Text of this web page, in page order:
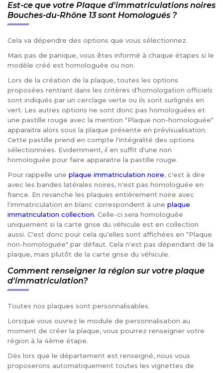
Est-ce que votre Plaque d'immatriculations noires
Bouches-du-Rhône 13 sont Homologués ?
Cela va dépendre des options que vous sélectionnez.
Mais pas de panique, vous êtes informé à chaque étapes si le
modèle créé est homologuée ou non.
Lors de la création de la plaque, toutes les options
proposées rentrant dans les critères d’homologation officiels
sont indiqués par un cerclage verte ou ils sont surlignés en
vert. Les autres options ne sont donc pas homologuées et
une pastille rouge avec la mention "Plaque non-homologuée"
apparaitra alors sous la plaque présente en prévisualisation.
Cette pastille prend en compte l'intégralité des options
sélectionnées. Evidemment, il en suffit d'une non
homologuée pour faire apparaitre la pastille rouge.
Pour rappelle une plaque immatriculation noire, c'est à dire
avec les bandes latérales noires, n'est pas homologuée en
france. En revanche les plaques entièrement noire avec
l'immatriculation en blanc correspondent à une plaque
immatriculation collection. Celle-ci sera homologuée
uniquement si la carte grise du véhicule est en collection
aussi. C'est donc pour cela qu'elles sont affichées en "Plaque
non-homologuée" par défaut. Cela n'est pas dépendant de la
plaque, mais plutôt de la carte grise du véhicule.
Comment renseigner la région sur votre plaque
d'immatriculation?
Toutes nos plaques sont personnalisables.
Lorsque vous ouvrez le module de personnalisation au
moment de créer la plaque, vous pourrez renseigner votre
région à la 4ème étape.
Dès lors que le département est renseigné, nous vous
proposerons automatiquement toutes les vignettes de